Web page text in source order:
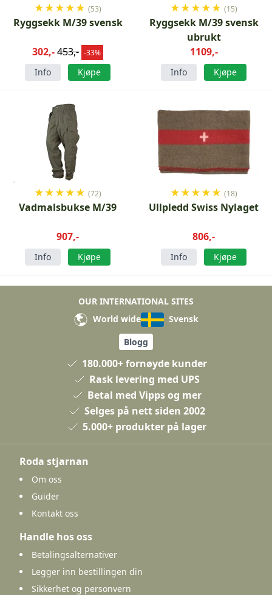
★★★★★ (53)
Ryggsekk M/39 svensk
302,- 453,- -33%
Info Kjøpe
★★★★★ (15)
Ryggsekk M/39 svensk
ubrukt
1109,-
Info Kjøpe
★★★★★ (72)
Vadmalsbukse M/39
907,-
Info Kjøpe
★★★★★ (18)
Ullpledd Swiss Nylaget
806,-
Info Kjøpe
OUR INTERNATIONAL SITES
World wide
Svensk
Blogg
180.000+ fornøyde kunder
Rask levering med UPS
Betal med Vipps og mer
Selges på nett siden 2002
5.000+ produkter på lager
Roda stjarnan
Om oss
Guider
Kontakt oss
Handle hos oss
Betalingsalternativer
Legger inn bestillingen din
Sikkerhet og personvern